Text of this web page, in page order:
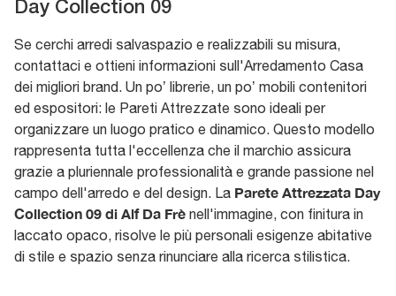
Day Collection 09
Se cerchi arredi salvaspazio e realizzabili su misura,
contattaci e ottieni informazioni sull'Arredamento Casa
dei migliori brand. Un po’ librerie, un po’ mobili contenitori
ed espositori: le Pareti Attrezzate sono ideali per
organizzare un luogo pratico e dinamico. Questo modello
rappresenta tutta l'eccellenza che il marchio assicura
grazie a pluriennale professionalità e grande passione nel
campo dell'arredo e del design. La Parete Attrezzata Day
Collection 09 di Alf Da Frè nell'immagine, con finitura in
laccato opaco, risolve le più personali esigenze abitative
di stile e spazio senza rinunciare alla ricerca stilistica.